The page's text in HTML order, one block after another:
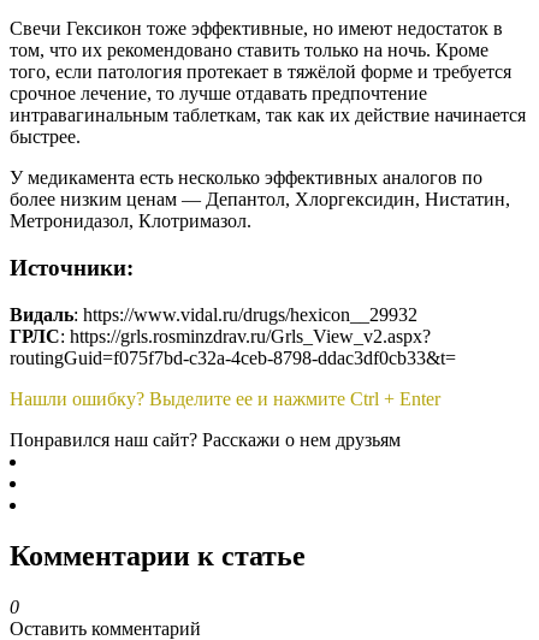
Свечи Гексикон тоже эффективные, но имеют недостаток в
том, что их рекомендовано ставить только на ночь. Кроме
того, если патология протекает в тяжёлой форме и требуется
срочное лечение, то лучше отдавать предпочтение
интравагинальным таблеткам, так как их действие начинается
быстрее.
У медикамента есть несколько эффективных аналогов по
более низким ценам — Депантол, Хлоргексидин, Нистатин,
Метронидазол, Клотримазол.
Источники:
Видаль: https://www.vidal.ru/drugs/hexicon__29932
ГРЛС: https://grls.rosminzdrav.ru/Grls_View_v2.aspx?
routingGuid=f075f7bd-c32a-4ceb-8798-ddac3df0cb33&t=
Нашли ошибку? Выделите ее и нажмите Ctrl + Enter
Понравился наш сайт? Расскажи о нем друзьям
Комментарии к статье
0
Оставить комментарий